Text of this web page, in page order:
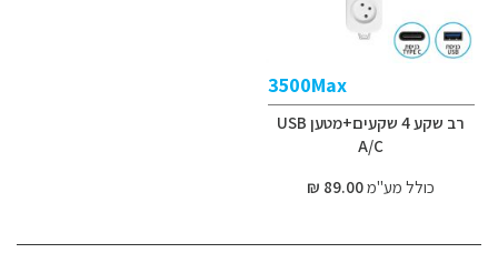
3500Max
רב שקע 4 שקעים+מטען USB
A/C
כולל מע"מ89.00 ₪